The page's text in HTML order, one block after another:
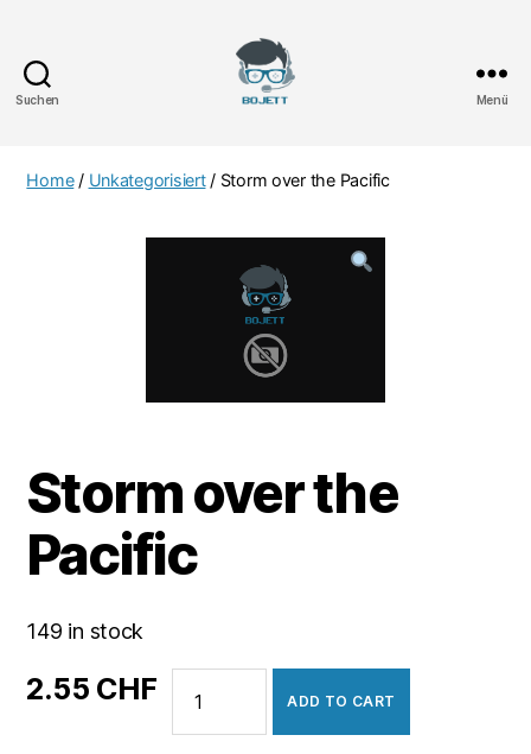
Suchen Menü
Home/ Unkategorisiert/ Storm over the Pacific
Storm over the
Pacific
149 in stock
2.55 CHF
over
the
ADD TO CART